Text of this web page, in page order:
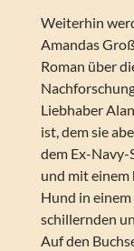
Weiterhin
Amandas
Roman über
Liebhaber
ist, dem sie
dem Ex-Navy-
und mit
Hund in
schillernden
Auf den